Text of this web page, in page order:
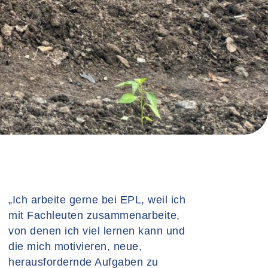
„Ich arbeite gerne bei EPL, weil ich
mit Fachleuten zusammenarbeite,
von denen ich viel lernen kann und
die mich motivieren, neue,
herausfordernde Aufgaben zu
„Ich arbeite gerne bei EPL, weil mir
das Unternehmen zu einem Zeitpunkt
in meinem Leben eine Chance
geboten hat, als ich sie am meisten
brauchte. Zuvor war ich Fahrer und